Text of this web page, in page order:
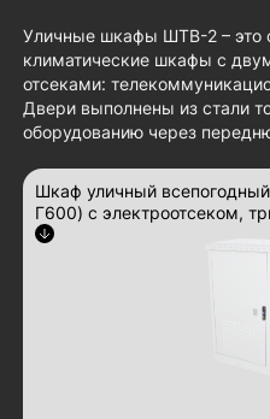
Уличные шкафы ШТВ-2 – это
климатические шкафы с
отсеками:
Двери выполнены из стали
оборудованию через
Шкаф уличный
Г600) с электроотсеком,
развернуть описание
Арт.: ШТВ-2-12.10.6-43А3